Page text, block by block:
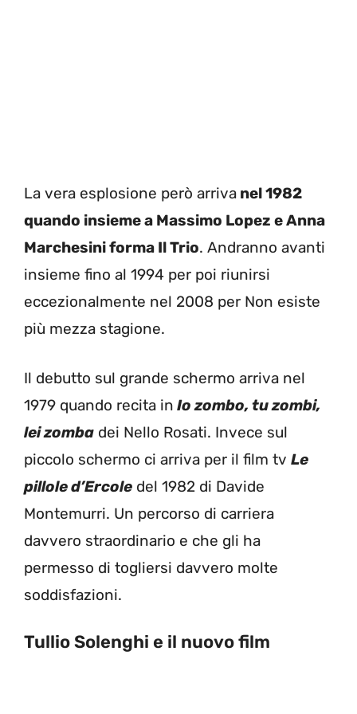
La vera esplosione però arriva nel 1982
quando insieme a Massimo Lopez e Anna
Marchesini forma Il Trio. Andranno avanti
insieme fino al 1994 per poi riunirsi
eccezionalmente nel 2008 per Non esiste
più mezza stagione.
Il debutto sul grande schermo arriva nel
1979 quando recita in Io zombo, tu zombi,
lei zomba dei Nello Rosati. Invece sul
piccolo schermo ci arriva per il film tv Le
pillole d’Ercole del 1982 di Davide
Montemurri. Un percorso di carriera
davvero straordinario e che gli ha
permesso di togliersi davvero molte
soddisfazioni.
Tullio Solenghi e il nuovo film